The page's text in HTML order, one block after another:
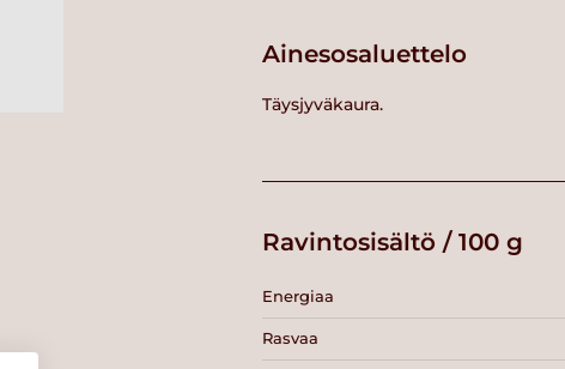
Ainesosaluettelo
Täysjyväkaura.
Ravintosisältö / 100 g
Energiaa
Rasvaa